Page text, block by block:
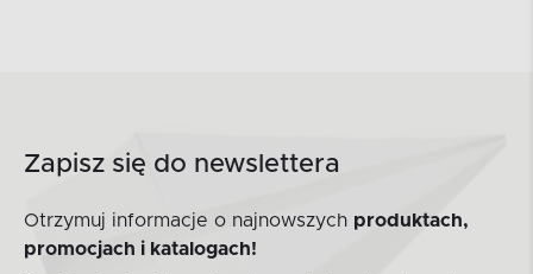
Zapisz się do newslettera
Otrzymuj informacje o najnowszych produktach,
promocjach i katalogach!